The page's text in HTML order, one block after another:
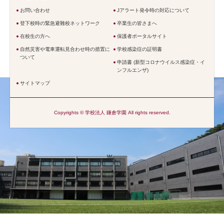
お問い合わせ Jアラート発令時の対応について
登下校時の緊急避難校ネットワーク 卒業生の皆さまへ
在校生の方へ 保護者ポータルサイト
自然災害や電車運転見合わせ時の措置に
ついて
学校感染症の証明書
申請書 (新型コロナウイルス感染症・イ
ンフルエンザ)
サイトマップ
Copyrights © 学校法人 鎌倉学園 All rights reserved.